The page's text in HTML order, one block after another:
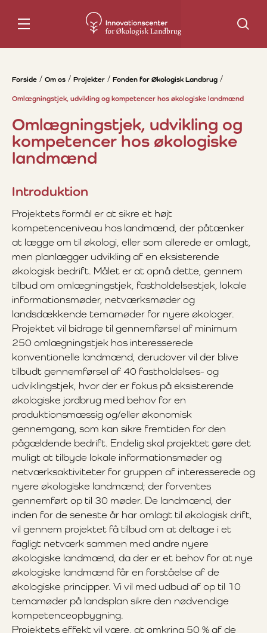
Søg
Forside Om os Projekter Fonden for Økologisk Landbrug
Omlægningstjek, udvikling og kompetencer hos økologiske landmænd
Omlægningstjek, udvikling og
kompetencer hos økologiske
landmænd
Introduktion
Projektets formål er at sikre et højt
kompetenceniveau hos landmænd, der påtænker
at lægge om til økologi, eller som allerede er omlagt,
men planlægger udvikling af en eksisterende
økologisk bedrift. Målet er at opnå dette, gennem
tilbud om omlægningstjek, fastholdelsestjek, lokale
informationsmøder, netværksmøder og
landsdækkende temamøder for nyere økologer.
Projektet vil bidrage til gennemførsel af minimum
250 omlægningstjek hos interesserede
konventionelle landmænd, derudover vil der blive
tilbudt gennemførsel af 40 fastholdelses- og
udviklingstjek, hvor der er fokus på eksisterende
økologiske jordbrug med behov for en
produktionsmæssig og/eller økonomisk
gennemgang, som kan sikre fremtiden for den
pågældende bedrift. Endelig skal projektet gøre det
muligt at tilbyde lokale informationsmøder og
netværksaktiviteter for gruppen af interesserede og
nyere økologiske landmænd; der forventes
gennemført op til 30 møder. De landmænd, der
inden for de seneste år har omlagt til økologisk drift,
vil gennem projektet få tilbud om at deltage i et
fagligt netværk sammen med andre nyere
økologiske landmænd, da der er et behov for at nye
økologiske landmænd får en forståelse af de
økologiske principper. Vi vil med udbud af op til 10
temamøder på landsplan sikre den nødvendige
kompetenceopbygning.
Projektets effekt vil være, at omkring 50 % af de